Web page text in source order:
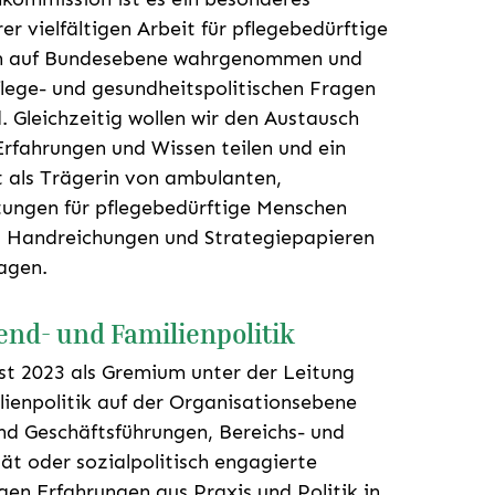
vielfältigen Arbeit für pflegebedürftige
Bundesebene wahrgenommen und
und gesundheitspolitischen Fragen
Gleichzeitig wollen wir den Austausch
und Wissen teilen und ein
Trägerin von ambulanten,
für pflegebedürftige Menschen
und Strategiepapieren
und Familienpolitik
2023 als Gremium unter der Leitung
auf der Organisationsebene
Geschäftsführungen, Bereichs- und
oder sozialpolitisch engagierte